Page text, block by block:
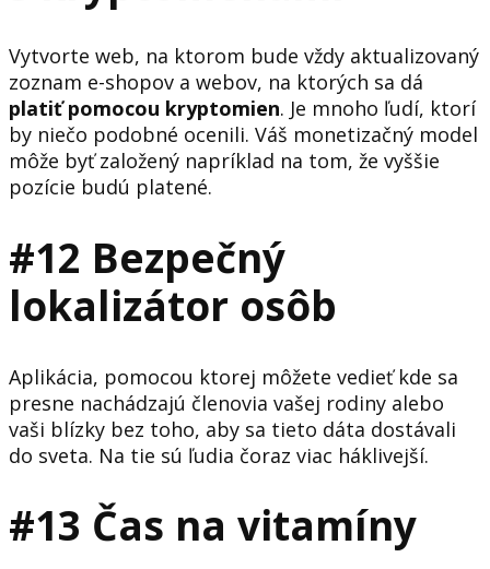
Vytvorte web, na ktorom bude vždy aktualizovaný
zoznam e-shopov a webov, na ktorých sa dá
platiť pomocou kryptomien. Je mnoho ľudí, ktorí
by niečo podobné ocenili. Váš monetizačný model
môže byť založený napríklad na tom, že vyššie
pozície budú platené.
#12 Bezpečný
lokalizátor osôb
Aplikácia, pomocou ktorej môžete vedieť kde sa
presne nachádzajú členovia vašej rodiny alebo
vaši blízky bez toho, aby sa tieto dáta dostávali
do sveta. Na tie sú ľudia čoraz viac háklivejší.
#13 Čas na vitamíny